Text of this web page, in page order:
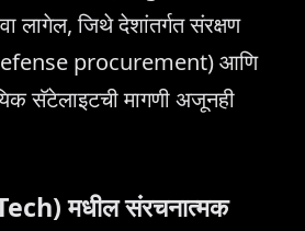
लागेल, जिथे देशांतर्गत संरक्षण
procurement) आणि
सॅटेलाइटची मागणी अजूनही
मधील संरचनात्मक